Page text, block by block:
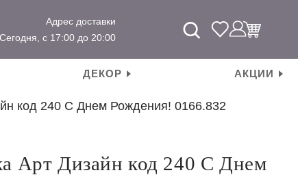
Адрес доставки
Сегодня, с 17:00 до 20:00
ДЕКОР АКЦИИ
код 240 С Днем Рождения! 0166.832
Арт Дизайн код 240 С Днем